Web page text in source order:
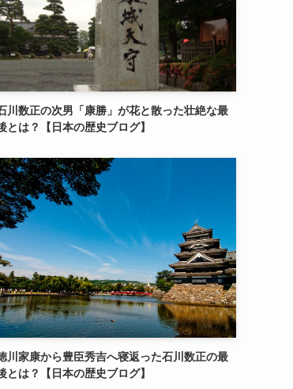
川数正の次男「康勝」が花と散った壮絶な最
とは？【日本の歴史ブログ】
川家康から豊臣秀吉へ寝返った石川数正の最
とは？【日本の歴史ブログ】